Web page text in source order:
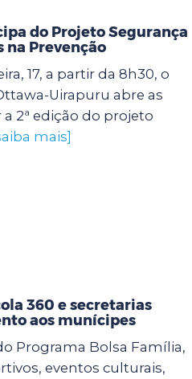
do Projeto Segurança
na Prevenção
17, a partir da 8h30, o
Uirapuru abre as
2ª edição do projeto
mais]
360 e secretarias
aos munícipes
Programa Bolsa Família,
eventos culturais,